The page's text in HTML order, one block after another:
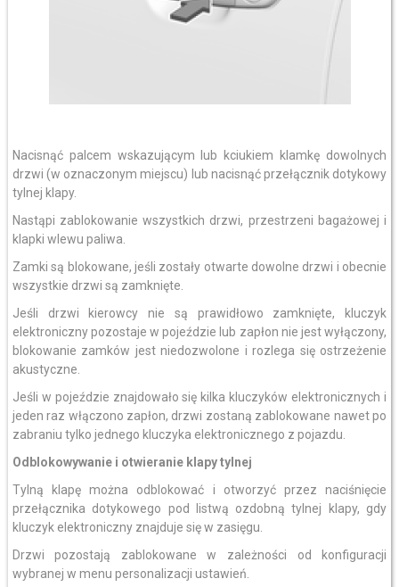
Nacisnąć palcem wskazującym lub kciukiem klamkę dowolnych
drzwi (w oznaczonym miejscu) lub nacisnąć przełącznik dotykowy
tylnej klapy.
Nastąpi zablokowanie wszystkich drzwi, przestrzeni bagażowej i
klapki wlewu paliwa.
Zamki są blokowane, jeśli zostały otwarte dowolne drzwi i obecnie
wszystkie drzwi są zamknięte.
Jeśli drzwi kierowcy nie są prawidłowo zamknięte, kluczyk
elektroniczny pozostaje w pojeździe lub zapłon nie jest wyłączony,
blokowanie zamków jest niedozwolone i rozlega się ostrzeżenie
akustyczne.
Jeśli w pojeździe znajdowało się kilka kluczyków elektronicznych i
jeden raz włączono zapłon, drzwi zostaną zablokowane nawet po
zabraniu tylko jednego kluczyka elektronicznego z pojazdu.
Odblokowywanie i otwieranie klapy tylnej
Tylną klapę można odblokować i otworzyć przez naciśnięcie
przełącznika dotykowego pod listwą ozdobną tylnej klapy, gdy
kluczyk elektroniczny znajduje się w zasięgu.
Drzwi pozostają zablokowane w zależności od konfiguracji
wybranej w menu personalizacji ustawień.